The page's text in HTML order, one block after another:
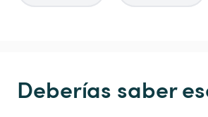
Deberías saber